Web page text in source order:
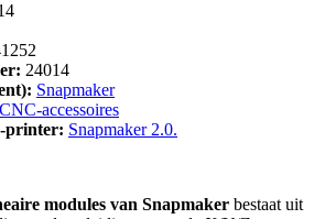
24014
Snapmaker
CNC-accessoires
printer: Snapmaker 2.0.
modules van Snapmaker bestaat uit